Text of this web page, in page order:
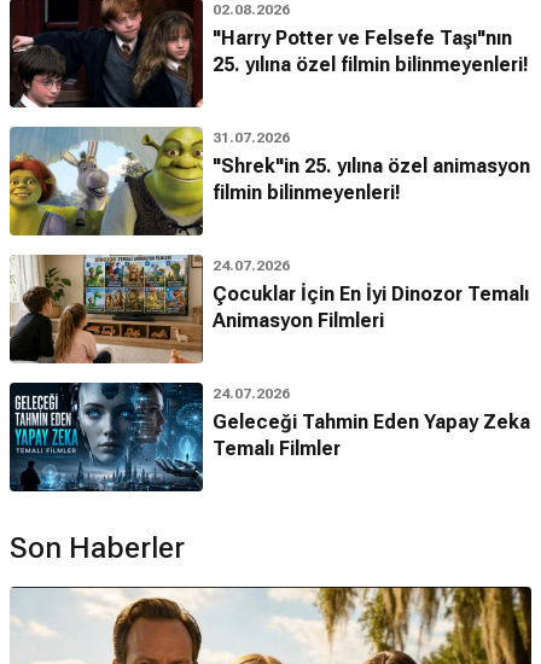
02.08.2026
"Harry Potter ve Felsefe Taşı"nın
25. yılına özel filmin bilinmeyenleri!
31.07.2026
"Shrek"in 25. yılına özel animasyon
filmin bilinmeyenleri!
24.07.2026
Çocuklar İçin En İyi Dinozor Temalı
Animasyon Filmleri
24.07.2026
Geleceği Tahmin Eden Yapay Zeka
Temalı Filmler
Son Haberler